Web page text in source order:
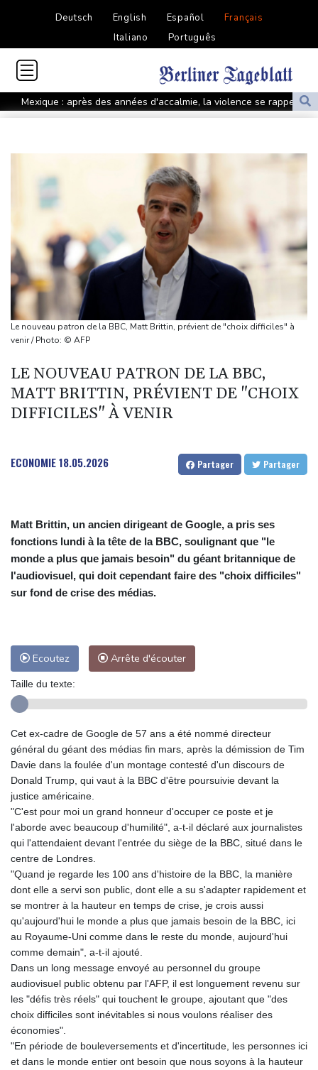
Deutsch English Español
Français
Italiano
Português
Mexique : après des années d'accalmie, la violence se rappelle
aux habitants du Zacatecas
Euro de natation: Léon Marchand à la fois "déçu" et "soulagé"
après ses forfaits
L'Iran exige pour rouvrir Ormuz que les Etats-Unis acceptent
"toutes" ses conditions
Vols suspendus et évacuations en Chine, où le typhon Dolphin a
touché terre
Vaste feu de forêt dans l'ouest du Canada: 20.000 évacués, l'état
d'urgence déclaré
L'Indonésie saisit 1,3 tonne de kétamine, une des plus grosses
L'auteur de la tuerie en Thaïlande avait déjà apporté une
carabine à air comprimé à l'école selon la police
Hong Kong enregistre un record de chaleur absolu à 36,9°C
Russie
Le nouveau patron de la BBC, Matt Brittin, prévient de "choix difficiles" à
venir / Photo: © AFP
LE NOUVEAU PATRON DE LA BBC,
MATT BRITTIN, PRÉVIENT DE "CHOIX
DIFFICILES" À VENIR
ECONOMIE18.05.2026 Partager Partager
Matt Brittin, un ancien dirigeant de Google, a pris ses
fonctions lundi à la tête de la BBC, soulignant que "le
monde a plus que jamais besoin" du géant britannique de
l'audiovisuel, qui doit cependant faire des "choix difficiles"
sur fond de crise des médias.
Ecoutez Arrête d'écouter
Taille du texte:
Cet ex-cadre de Google de 57 ans a été nommé directeur
général du géant des médias fin mars, après la démission de Tim
Davie dans la foulée d'un montage contesté d'un discours de
Donald Trump, qui vaut à la BBC d'être poursuivie devant la
justice américaine.
"C'est pour moi un grand honneur d'occuper ce poste et je
l'aborde avec beaucoup d'humilité", a-t-il déclaré aux journalistes
qui l'attendaient devant l'entrée du siège de la BBC, situé dans le
centre de Londres.
"Quand je regarde les 100 ans d'histoire de la BBC, la manière
dont elle a servi son public, dont elle a su s'adapter rapidement et
se montrer à la hauteur en temps de crise, je crois aussi
qu'aujourd'hui le monde a plus que jamais besoin de la BBC, ici
au Royaume-Uni comme dans le reste du monde, aujourd'hui
comme demain", a-t-il ajouté.
Dans un long message envoyé au personnel du groupe
audiovisuel public obtenu par l'AFP, il est longuement revenu sur
les "défis très réels" qui touchent le groupe, ajoutant que "des
choix difficiles sont inévitables si nous voulons réaliser des
économies".
"En période de bouleversements et d'incertitude, les personnes ici
et dans le monde entier ont besoin que nous soyons à la hauteur